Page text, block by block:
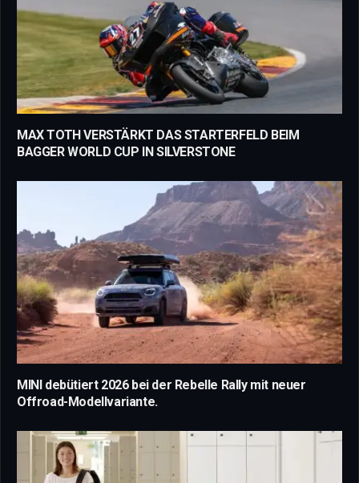
MAX TOTH VERSTÄRKT DAS STARTERFELD BEIM
BAGGER WORLD CUP IN SILVERSTONE
MINI debütiert 2026 bei der Rebelle Rally mit neuer
Offroad-Modellvariante.